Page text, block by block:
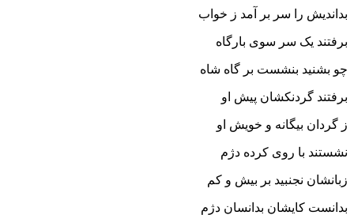
بداندیش را سر بر آمد ز خواب‏
برفتند یک سر سوى بارگاه
چو بشنید بنشست بر گاه شاه‏
برفتند گردنکشان پیش او
ز گردان بیگانه و خویش او
نشستند با روى کرده دژم
زبانشان نجنبید بر بیش و کم‏
بدانست کایشان بدانسان دژم